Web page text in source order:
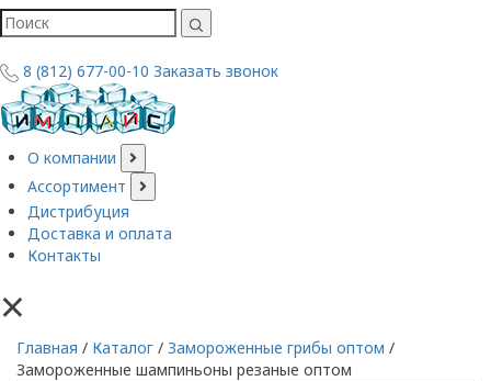
8 (812) 677-00-10 Заказать звонок
О компании
Ассортимент
Дистрибуция
Доставка и оплата
Контакты
×
Главная / Каталог / Замороженные грибы оптом /
Замороженные шампиньоны резаные оптом